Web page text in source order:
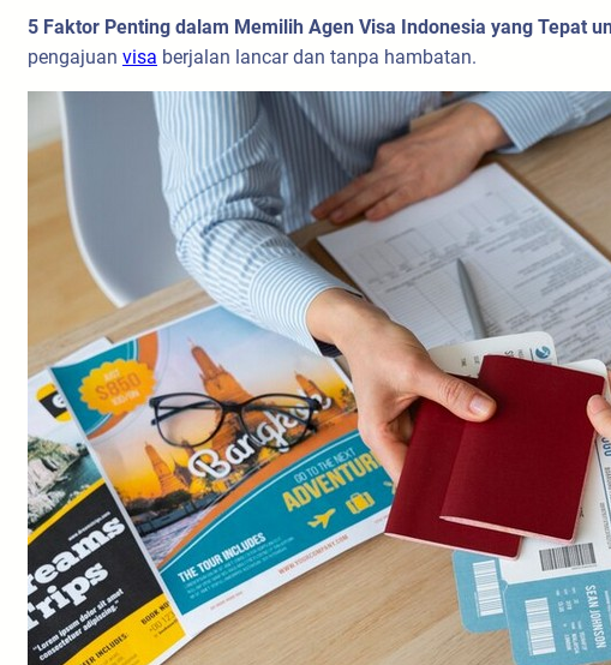
5 Faktor Penting dalam Memilih Agen Visa Indonesia yang Tepat
pengajuan visa berjalan lancar dan tanpa hambatan.